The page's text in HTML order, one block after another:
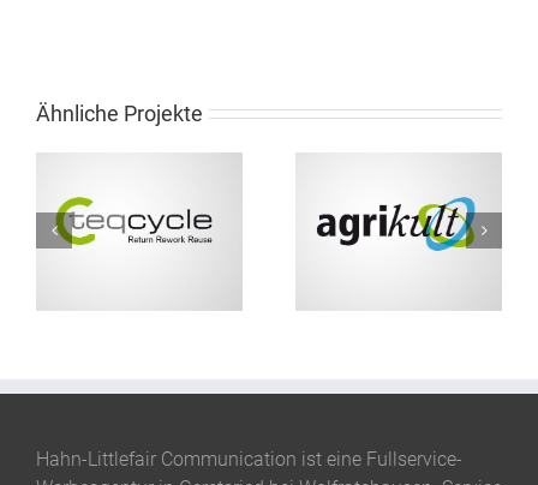
Ähnliche Projekte
Logoentwicklung
Logoentwicklung
Hahn-Littlefair Communication ist eine Fullservice-